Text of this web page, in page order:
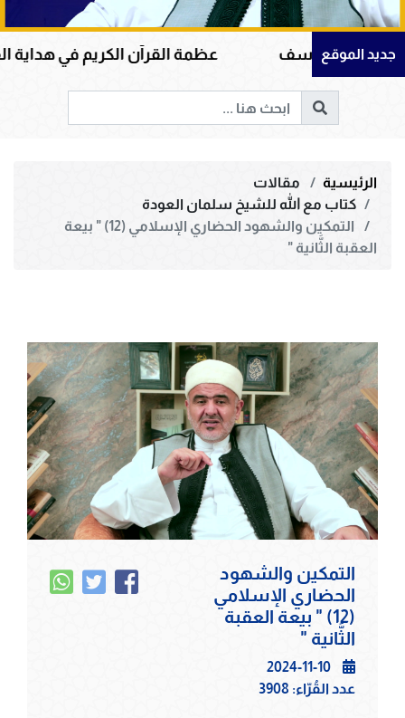
جديد الموقععظمة القرآن الكريم في هداية القلوب وإصلاح
الرئيسية
مقالات
كتاب مع الله للشيخ سلمان العودة
التمكين والشهود الحضاري الإسلامي (12) " بيعة
العقبة الثَّانية "
التمكين والشهود
الحضاري الإسلامي
(12) " بيعة العقبة
الثَّانية "
2024-11-10
عدد القُرّاء: 3908